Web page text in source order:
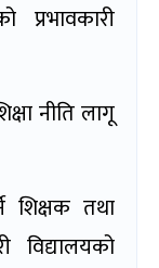
प्रभावकारी
नीति लागू
शिक्षक तथा
विद्यालयको